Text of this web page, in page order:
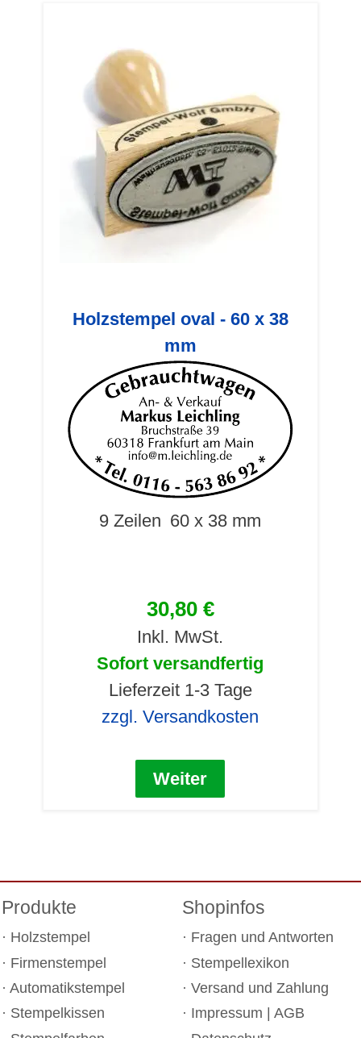
Holzstempel oval - 60 x 38
mm
9 Zeilen 60 x 38 mm
30,80 €
Inkl. MwSt.
Sofort versandfertig
Lieferzeit 1-3 Tage
zzgl. Versandkosten
Weiter
Produkte
Holzstempel
Firmenstempel
Automatikstempel
Stempelkissen
Shopinfos
Fragen und Antworten
Stempellexikon
Versand und Zahlung
Impressum
AGB